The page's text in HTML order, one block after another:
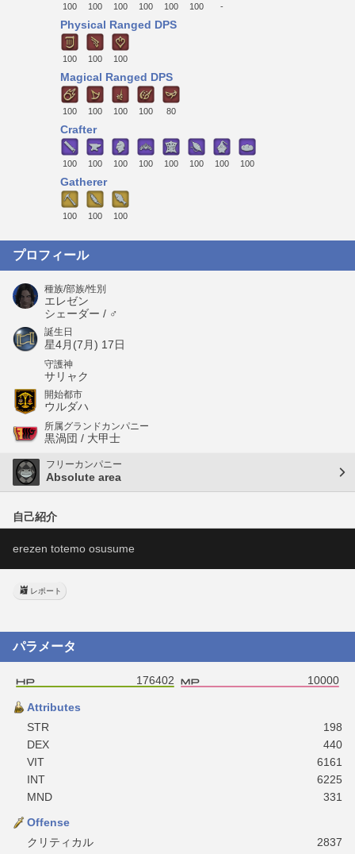
100 100 100 100 100 100 -
Physical Ranged DPS
100 100 100
Magical Ranged DPS
100 100 100 100 80
Crafter
100 100 100 100 100 100 100 100
Gatherer
100 100 100
プロフィール
種族/部族/性別
エレゼン
シェーダー / ♂
誕生日
星4月(7月) 17日
守護神
サリャク
開始都市
ウルダハ
所属グランドカンパニー
黒渦団 / 大甲士
フリーカンパニー
Absolute area
自己紹介
erezen totemo osusume
レポート
パラメータ
176402 10000
Attributes
STR
198
DEX
440
VIT
6161
INT
6225
MND
331
Offense
クリティカル
2837